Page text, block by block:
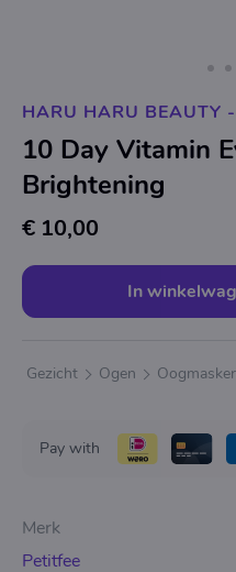
HARU HARU BEAUTY
10 Day Vitamin
Brightening
€ 10,00
In
Gezicht Ogen Oogmasker
Pay with
Merk
Petitfee